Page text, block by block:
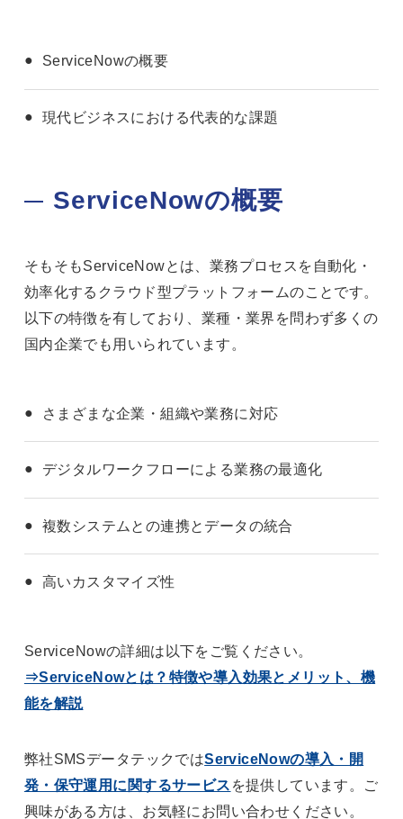
ServiceNowの概要
現代ビジネスにおける代表的な課題
ServiceNowの概要
そもそもServiceNowとは、業務プロセスを自動化・
効率化するクラウド型プラットフォームのことです。
以下の特徴を有しており、業種・業界を問わず多くの
国内企業でも用いられています。
さまざまな企業・組織や業務に対応
デジタルワークフローによる業務の最適化
複数システムとの連携とデータの統合
高いカスタマイズ性
ServiceNowの詳細は以下をご覧ください。
⇒ServiceNowとは？特徴や導入効果とメリット、機
能を解説
弊社SMSデータテックではServiceNowの導入・開
発・保守運用に関するサービス を提供しています。ご
興味がある方は、お気軽にお問い合わせください。